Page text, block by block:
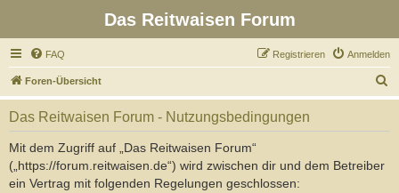
Das Reitwaisen Forum
FAQ Anmelden
Registrieren
Foren-Übersicht
u
Das Reitwaisen Forum - Nutzungsbedingungen
Mit dem Zugriff auf „Das Reitwaisen Forum“
(„https://forum.reitwaisen.de“) wird zwischen dir und dem Betreiber
ein Vertrag mit folgenden Regelungen geschlossen: